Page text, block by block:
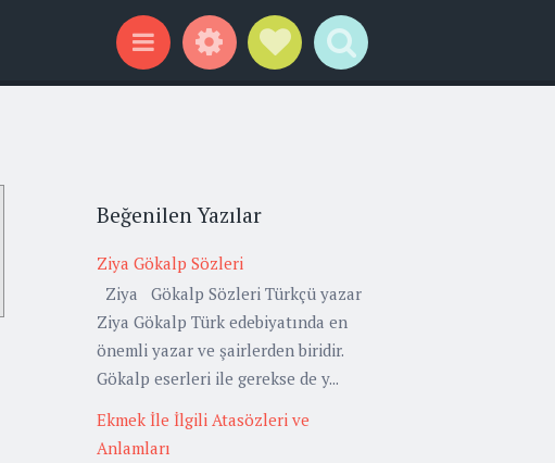
Menu WidgetsSocial Links
Search
Beğenilen Yazılar
Ziya Gökalp Sözleri
Ziya Gökalp Sözleri Türkçü yazar
Ziya Gökalp Türk edebiyatında en
önemli yazar ve şairlerden biridir.
Gökalp eserleri ile gerekse de y...
Ekmek İle İlgili Atasözleri ve
Anlamları